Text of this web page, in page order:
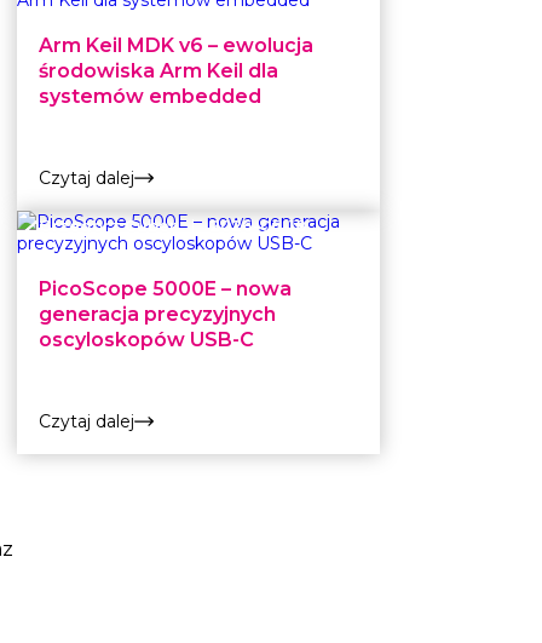
Arm Keil MDK v6 – ewolucja
środowiska Arm Keil dla
systemów embedded
Czytaj dalej
Grzegorz Cuber | 2026-06-18
PicoScope 5000E – nowa
generacja precyzyjnych
oscyloskopów USB-C
Czytaj dalej